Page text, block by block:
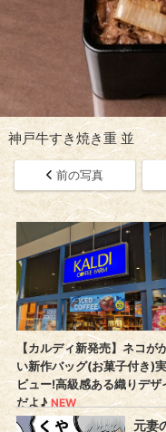
神戸牛すき焼き重 並
前の写真